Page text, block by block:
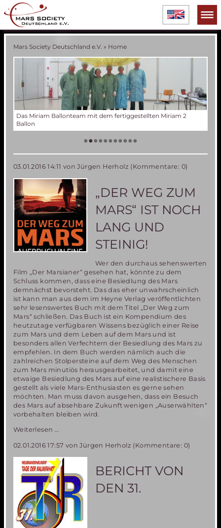
Mars Society Deutschland e.V. » Home
Miriam 2 Verschiedene Phasen der Miriam 2 Ballonentwicklung
•••••••••••
03.01.2016 14:11 von Jürgen Herholz (Kommentare: 0)
„DER WEG ZUM
MARS“ IST NOCH
LANG UND
STEINIG!
Wer den durchaus sehenswerten
Film „Der Marsianer“ gesehen hat, könnte zu dem
Schluss kommen, dass eine Besiedlung des Mars
demnächst bevorsteht. Das das eher unwahrscheinlich
ist kann man aus dem im Heyne Verlag veröffentlichten
sehr lesenswertes Buch mit dem Titel „Der Weg zum
Mars“ schließen. Das Buch ist ein Kompendium des
heutzutage verfügbaren Wissens bezüglich einer Reise
zum Mars und dem Leben auf dem Mars und ist
besonders allen Verfechtern der Besiedlung des Mars zu
empfehlen. In dem Buch werden nämlich auch die
zahlreichen Stolpersteine auf dem Weg des Menschen
zum Mars minutiös herausgearbeitet, und damit eine
etwaige Besiedlung des Mars auf eine realistischere Basis
gestellt als viele Mars-Enthusiasten es gerne sehen
möchten. Man muss davon ausgehen, dass ein Besuch
des Mars auf absehbare Zukunft wenigen „Auserwählten“
vorbehalten bleiben wird.
Weiterlesen …
zum
Mars“
ist
noch
lang
und
steinig!
02.01.2016 17:57 von Jürgen Herholz (Kommentare: 0)
BERICHT VON
DEN 31.